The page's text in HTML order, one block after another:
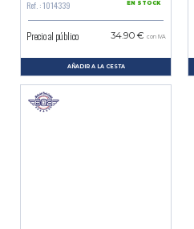
Ref. : 1014339 EN STOCK
Precio al público 34.90 € con IVA
AÑADIR A LA CESTA